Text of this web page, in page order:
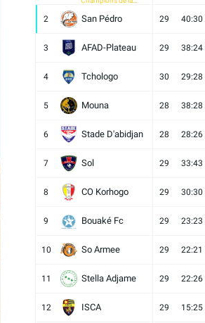
2 San Pédro 29 40:30
3 AFAD-Plateau 29 38:24
4 Tchologo 30 29:28
5 Mouna 28 38:28
6 Stade D'abidjan 28 28:26
7 Sol 29 33:43
8 CO Korhogo 29 30:30
9 Bouaké Fc 29 23:23
10 So Armee 29 22:21
11 Stella Adjame 29 22:26
12 ISCA 29 15:25